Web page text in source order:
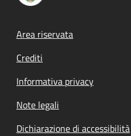
Footer menu
Area riservata
Crediti
Informativa privacy
Note legali
Dichiarazione di accessibilità